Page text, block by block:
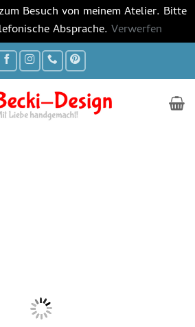
Besuch von meinem Atelier. Bitte
Absprache. Verwerfen